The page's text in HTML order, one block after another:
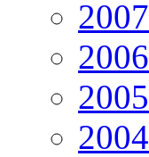
2007
2006
2005
2004